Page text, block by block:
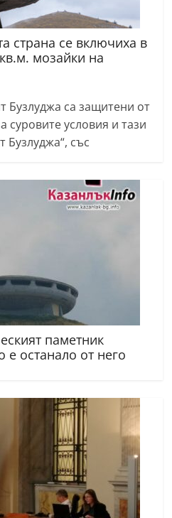
страна се включиха в
мозайки на
Бузлуджа са защитени от
суровите условия и тази
със
паметник
е останало от него